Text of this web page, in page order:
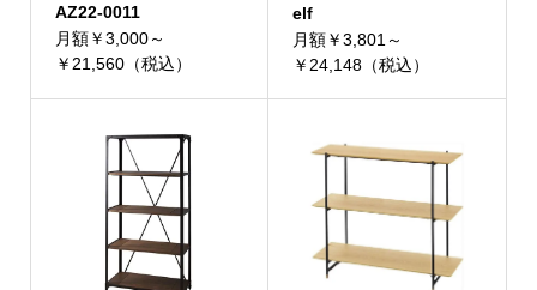
AZ22-0011
月額￥3,000～
￥21,560（税込）
elf
月額￥3,801～
￥24,148（税込）